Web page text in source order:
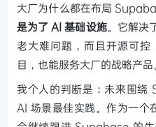
大厂为什么都在布局
是为了 AI 基础设施。它解决
老大难问题，而且开源可
目，也能服务大厂的战略产品。
我个人的判断是：未来围绕
AI 场景最佳实践。作为一个